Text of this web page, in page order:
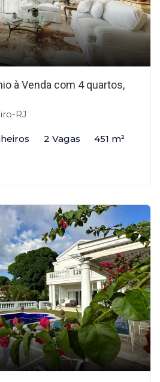
à Venda com 4 quartos,
RJ
2 Vagas 451 m²